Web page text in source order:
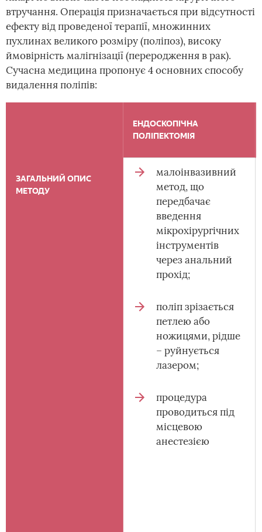
втручання. Операція призначається при відсутності
ефекту від проведеної терапії, множинних
пухлинах великого розміру (поліпоз), високу
ймовірність малігнізації (переродження в рак).
Сучасна медицина пропонує 4 основних способу
видалення поліпів:
ЕНДОСКОПІЧНА
ПОЛІПЕКТОМІЯ
ЗАГАЛЬНИЙ ОПИС
МЕТОДУ
малоінвазивний
метод, що
передбачає
введення
мікрохірургічних
інструментів
через анальний
прохід;
поліп зрізається
петлею або
ножицями, рідше
– руйнується
лазером;
процедура
проводиться під
місцевою
анестезією